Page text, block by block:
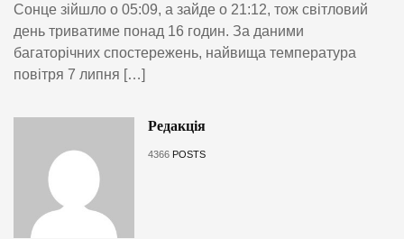
Сонце зійшло о 05:09, а зайде о 21:12, тож світловий
день триватиме понад 16 годин. За даними
багаторічних спостережень, найвища температура
повітря 7 липня […]
Редакція
4366 POSTS